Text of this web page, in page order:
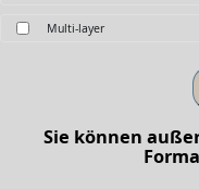
Multi-layer
Sie können